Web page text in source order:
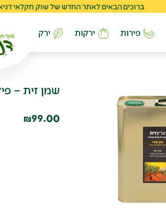
ברוכים הבאים לאתר החדש של שוק חקלאי דניאלה >
פירות ירקות ירק
שמן זית –
₪99.00